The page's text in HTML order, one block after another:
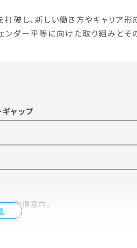
破し、新しい働き方やキャリア形
ンダー平等に向けた取り組みとそ
ャップ
の取得意向」